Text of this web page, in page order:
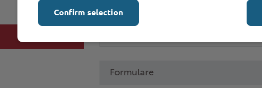
Online-Services
Formulare
Confirm selection